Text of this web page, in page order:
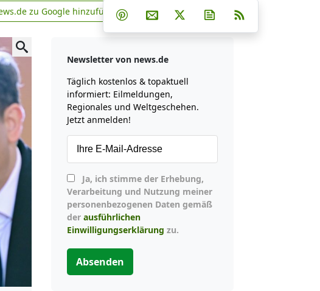
news.de zu Google hinzufügen
zu Google hinzufügen Teilen auf Facebook
Teilen auf Whatsapp
Teilen auf Telegram
Teilen auf Pinterest
Per E-Mail teilen
Post auf XNewsletter
Newsletter von news.de
Täglich kostenlos & topaktuell
informiert: Eilmeldungen,
Regionales und Weltgeschehen.
Jetzt anmelden!
Verarbeitung und Nutzung meiner
personenbezogenen Daten gemäß
der ausführlichen
Einwilligungserklärung zu.
Absenden